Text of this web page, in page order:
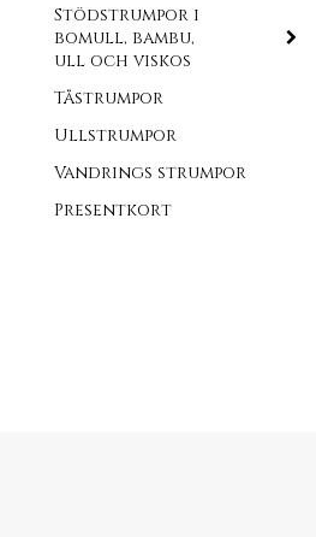
Stödstrumpor i
bomull, bambu,
ull och viskos
Tåstrumpor
Ullstrumpor
Vandrings strumpor
Presentkort